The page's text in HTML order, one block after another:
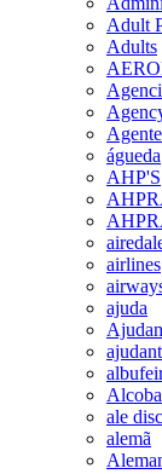
Adult
Adults
águeda
AHP'S
airlines
ajuda
ale
alemã